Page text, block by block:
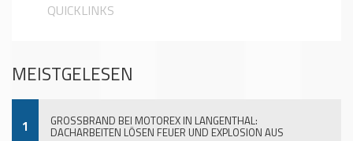
QUICKLINKS
MEISTGELESEN
1 GROSSBRAND BEI MOTOREX IN LANGENTHAL:
DACHARBEITEN LÖSEN FEUER UND EXPLOSION AUS